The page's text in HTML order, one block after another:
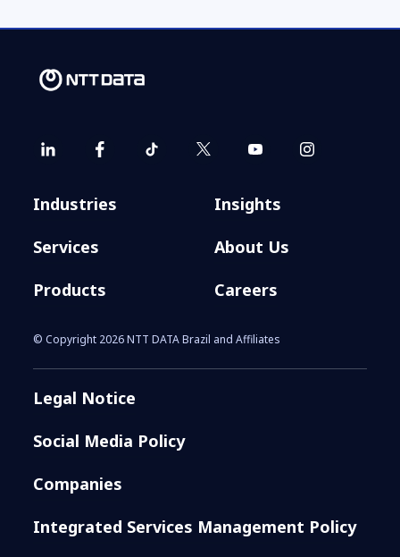
Industries
Services
Products
Insights
About Us
Careers
© Copyright 2026 NTT DATA Brazil and Affiliates
Legal Notice
Social Media Policy
Companies
Integrated Services Management Policy